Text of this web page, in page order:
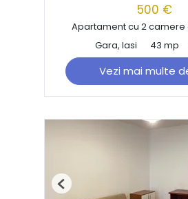
500 €
Apartament cu 2 camere
Gara, Iasi
43 mp
Vezi mai multe
Previous